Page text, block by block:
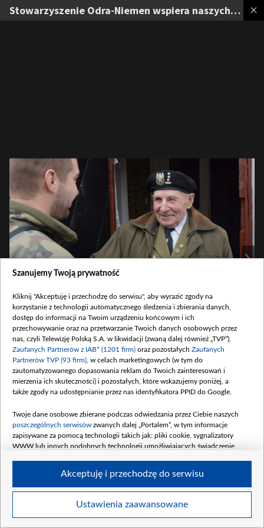
Stowarzyszenie Odra-Niemen wspiera naszych Rodaków za wschodnią granicą
Stowarzyszenie Odra-Niemen wspiera naszych Rodaków za wschodnią granicą
(fot. Stowarzyszenie Odra-Niemen)
1
Szczegóły
Szanujemy Twoją prywatność
Kliknij "Akceptuję i przechodzę do serwisu", aby wyrazić zgody na
korzystanie z technologii automatycznego śledzenia i zbierania danych,
dostęp do informacji na Twoim urządzeniu końcowym i ich
przechowywanie oraz na przetwarzanie Twoich danych osobowych przez
nas, czyli Telewizję Polską S.A. w likwidacji (zwaną dalej również „TVP”),
Zaufanych Partnerów z IAB* (1201 firm) oraz pozostałych Zaufanych
Partnerów TVP (93 firm) , w celach marketingowych (w tym do
zautomatyzowanego dopasowania reklam do Twoich zainteresowań i
mierzenia ich skuteczności) i pozostałych, które wskazujemy poniżej, a
także zgody na udostępnianie przez nas identyfikatora PPID do Google.
Twoje dane osobowe zbierane podczas odwiedzania przez Ciebie naszych
poszczególnych serwisów zwanych dalej „Portalem”, w tym informacje
zapisywane za pomocą technologii takich jak: pliki cookie, sygnalizatory
WWW lub innych podobnych technologii umożliwiających świadczenie
Twoje dane osobowe zbierane podczas odwiedzania przez Ciebie
Ustawienia zaawansowane
Akceptuję i przechodzę do serwisu